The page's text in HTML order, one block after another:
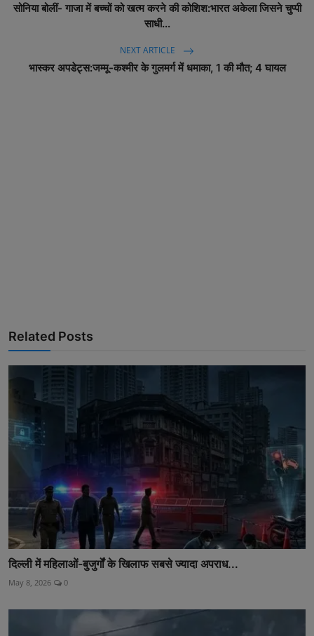
सोनिया बोलीं- गाजा में बच्चों को खत्म करने की कोशिश:भारत अकेला जिसने चुप्पी
साधी...
NEXT ARTICLE
भास्कर अपडेट्स:जम्मू-कश्मीर के गुलमर्ग में धमाका, 1 की मौत; 4 घायल
Related Posts
दिल्ली में महिलाओं-बुजुर्गों के खिलाफ सबसे ज्यादा अपराध...
May 8, 2026 0